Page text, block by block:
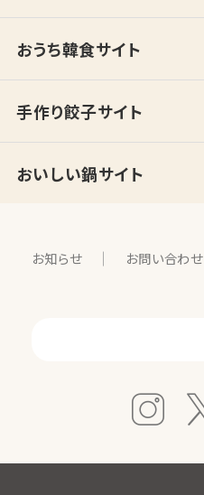
おうち韓食サイト
手作り餃子サイト
おいしい鍋サイト
お知らせ お問い合わせ